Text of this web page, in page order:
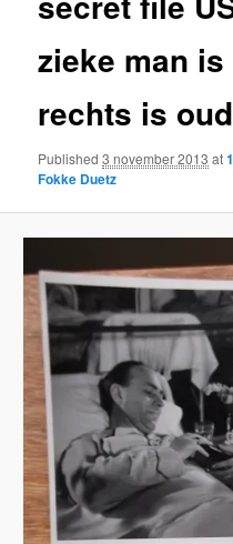
zieke man
rechts is
Published3 november 2013 at
Fokke Duetz